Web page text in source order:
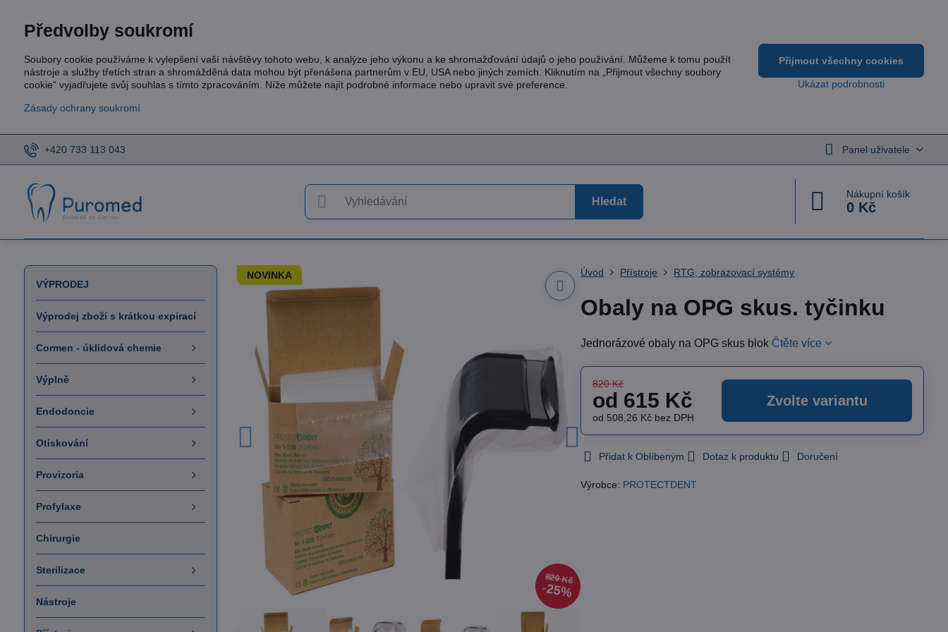
+420 733 113 043 Panel uživatele
Hledat
Nákupní košík
0 Kč
NOVINKA
820 Kč
25%
Úvod Přístroje RTG, zobrazovací systémy
Obaly na OPG skus. tyčinku
Jednorázové obaly na OPG skus blok Čtěte více
820 Kč
od 615 Kč
od 508,26 Kč bez DPH
Zvolte variantu
Přidat k Oblíbeným Dotaz k produktu Doručení
Výrobce: PROTECTDENT
VÝPRODEJ
Výprodej zboží s krátkou expirací
Cormen - úklidová chemie
Výplně
Endodoncie
Otiskování
Provizoria
Profylaxe
Chirurgie
Sterilizace
Nástroje
Předvolby soukromí
Soubory cookie používáme k vylepšení vaší návštěvy tohoto webu, k analýze jeho výkonu a ke shromažďování údajů o jeho používání. Můžeme k tomu použít
nástroje a služby třetích stran a shromážděná data mohou být přenášena partnerům v EU, USA nebo jiných zemích. Kliknutím na „Přijmout všechny soubory
cookie“ vyjadřujete svůj souhlas s tímto zpracováním. Níže můžete najít podrobné informace nebo upravit své preference.
Zásady ochrany soukromí
Ukázat podrobnosti
Přijmout všechny cookies